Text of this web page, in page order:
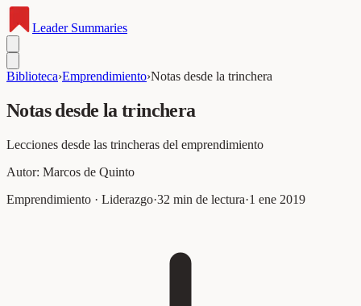
LeaderSummaries
Biblioteca›Emprendimiento›Notas desde la trinchera
Notas desde la trinchera
Lecciones desde las trincheras del emprendimiento
Autor: Marcos de Quinto
Emprendimiento · Liderazgo·32 min de lectura·1 ene 2019